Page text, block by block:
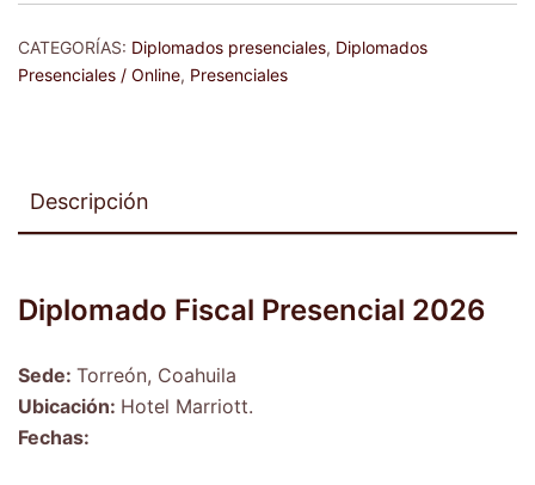
CATEGORÍAS: Diplomados presenciales, Diplomados
Presenciales / Online, Presenciales
Descripción
Diplomado Fiscal Presencial 2026
Sede: Torreón, Coahuila
Ubicación: Hotel Marriott.
Fechas: